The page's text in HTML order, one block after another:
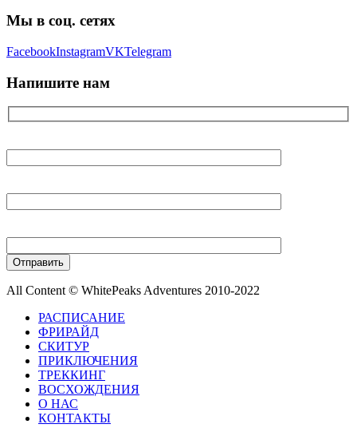
Мы в соц. сетях
FacebookInstagramVKTelegram
Напишите нам
All Content © WhitePeaks Adventures 2010-2022
РАСПИСАНИЕ
ФРИРАЙД
СКИТУР
ПРИКЛЮЧЕНИЯ
ТРЕККИНГ
ВОСХОЖДЕНИЯ
О НАС
КОНТАКТЫ